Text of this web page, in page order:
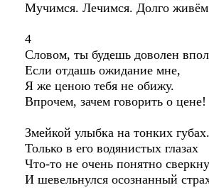
Мучимся. Лечимся. Долго
4
Словом, ты будешь доволен
Если отдашь ожидание мне,
Я же ценою тебя не обижу.
Впрочем, зачем говорить о цене!
Змейкой улыбка на тонких губах.
Только в его водянистых глазах
Что-то не очень понятно
И шевельнулся осознанный